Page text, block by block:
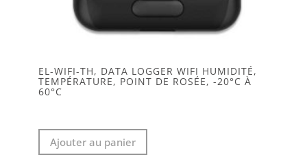
EL-WIFI-TH, DATA LOGGER WIFI HUMIDITÉ,
TEMPÉRATURE, POINT DE ROSÉE, -20°C À
60°C
Ajouter au panier